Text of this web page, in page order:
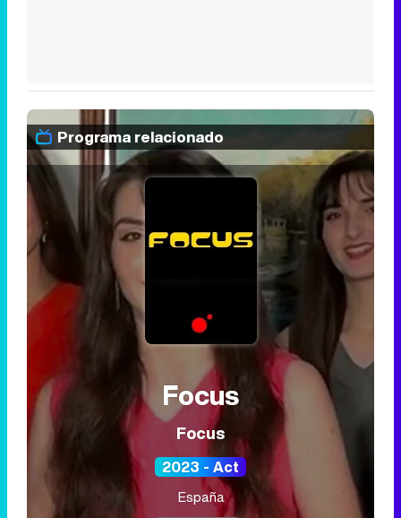
Programa relacionado
Focus
Focus
2023 - Act
España